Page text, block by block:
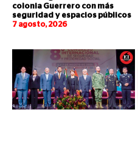
colonia Guerrero con más
seguridad y espacios públicos
7 agosto, 2026